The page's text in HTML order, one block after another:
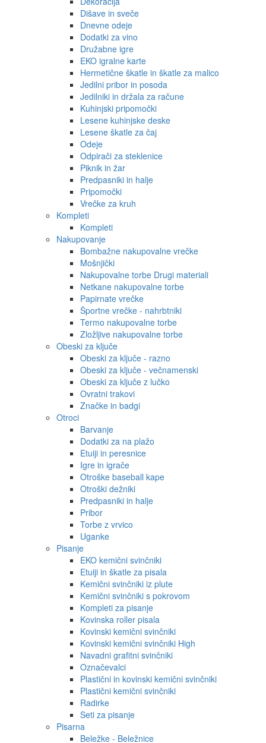
Dišave in sveče
Dnevne odeje
Dodatki za vino
Družabne igre
EKO igralne karte
Hermetične škatle in škatle za malico
Jedilni pribor in posoda
Jedilniki in držala za račune
Kuhinjski pripomočki
Lesene kuhinjske deske
Lesene škatle za čaj
Odeje
Odpirači za steklenice
Piknik in žar
Predpasniki in halje
Pripomočki
Vrečke za kruh
Kompleti
Kompleti
Nakupovanje
Bombažne nakupovalne vrečke
Mošnjički
Nakupovalne torbe Drugi materiali
Netkane nakupovalne torbe
Papirnate vrečke
Športne vrečke - nahrbtniki
Termo nakupovalne torbe
Zložljive nakupovalne torbe
Obeski za ključe
Obeski za ključe - razno
Obeski za ključe - večnamenski
Obeski za ključe z lučko
Ovratni trakovi
Značke in badgi
Otroci
Barvanje
Dodatki za na plažo
Etuiji in peresnice
Igre in igrače
Otroške baseball kape
Otroški dežniki
Predpasniki in halje
Pribor
Torbe z vrvico
Uganke
Pisanje
EKO kemični svinčniki
Etuiji in škatle za pisala
Kemični svinčniki iz plute
Kemični svinčniki s pokrovom
Kompleti za pisanje
Kovinska roller pisala
Kovinski kemični svinčniki
Kovinski kemični svinčniki High
Navadni grafitni svinčniki
Označevalci
Plastični in kovinski kemični svinčniki
Plastični kemični svinčniki
Radirke
Seti za pisanje
Pisarna
Beležke - Beležnice